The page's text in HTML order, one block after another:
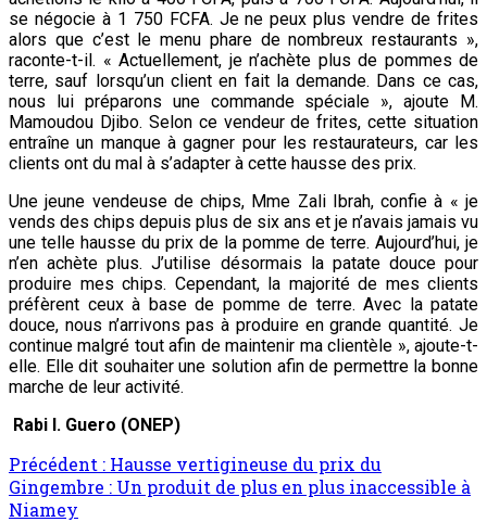
se négocie à 1 750 FCFA. Je ne peux plus vendre de frites
alors que c’est le menu phare de nombreux restaurants »,
raconte-t-il. « Actuellement, je n’achète plus de pommes de
terre, sauf lorsqu’un client en fait la demande. Dans ce cas,
nous lui préparons une commande spéciale », ajoute M.
Mamoudou Djibo. Selon ce vendeur de frites, cette situation
entraîne un manque à gagner pour les restaurateurs, car les
clients ont du mal à s’adapter à cette hausse des prix.
Une jeune vendeuse de chips, Mme Zali Ibrah, confie à « je
vends des chips depuis plus de six ans et je n’avais jamais vu
une telle hausse du prix de la pomme de terre. Aujourd’hui, je
n’en achète plus. J’utilise désormais la patate douce pour
produire mes chips. Cependant, la majorité de mes clients
préfèrent ceux à base de pomme de terre. Avec la patate
douce, nous n’arrivons pas à produire en grande quantité. Je
continue malgré tout afin de maintenir ma clientèle », ajoute-t-
elle. Elle dit souhaiter une solution afin de permettre la bonne
marche de leur activité.
Rabi I. Guero (ONEP)
Précédent : Hausse vertigineuse du prix du
Gingembre : Un produit de plus en plus inaccessible à
Niamey